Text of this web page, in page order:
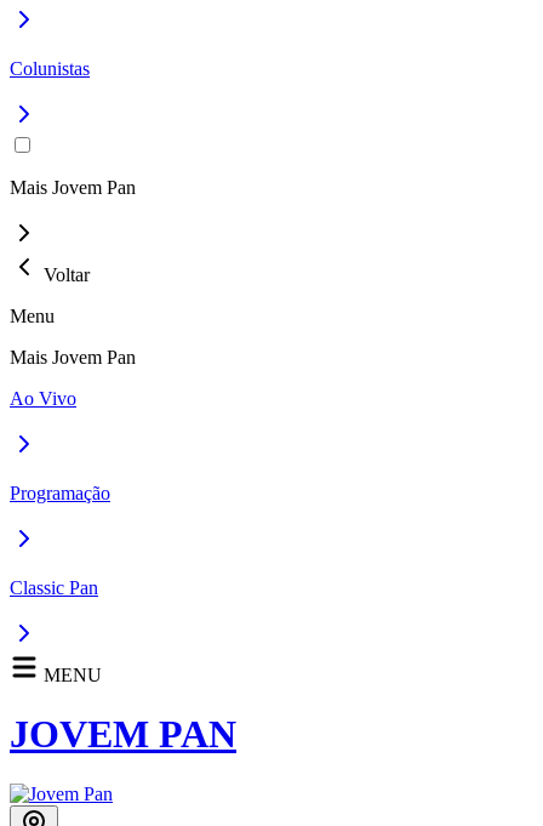
Colunistas
Mais Jovem Pan
Voltar
Menu
Mais Jovem Pan
Ao Vivo
Programação
Classic Pan
MENU
JOVEM PAN